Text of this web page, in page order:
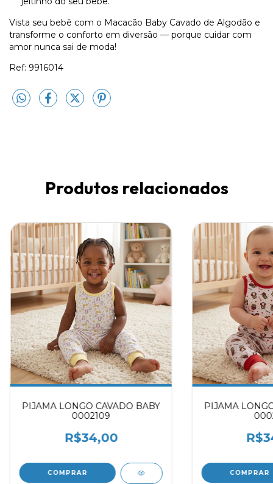
Vista seu bebê com o Macacão Baby Cavado de Algodão e
transforme o conforto em diversão — porque cuidar com
amor nunca sai de moda!
Ref: 9916014
Produtos relacionados
PIJAMA LONGO CAVADO BABY
0002109
R$34,00
COMPRAR
PIJAMA
COMPRAR